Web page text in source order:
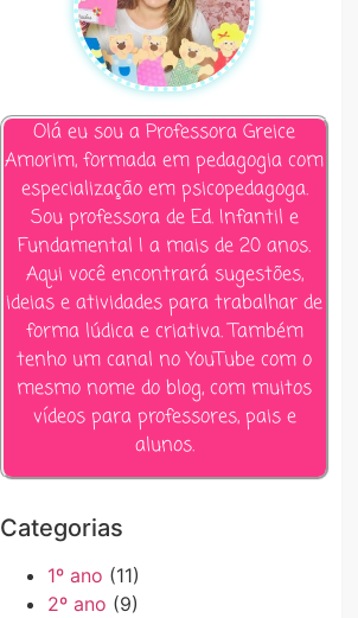
Olá eu sou a Professora Greice
Amorim, formada em pedagogia com
especialização em psicopedagoga.
Sou professora de Ed. Infantil e
Fundamental I a mais de 20 anos.
Aqui você encontrará sugestões,
ideias e atividades para trabalhar de
forma lúdica e criativa. Também
tenho um canal no YouTube com o
mesmo nome do blog, com muitos
vídeos para professores, pais e
alunos.
Categorias
1º ano (11)
2º ano (9)